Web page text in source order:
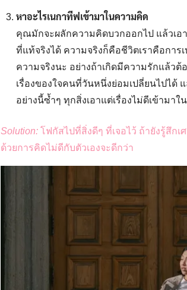
หาอะไรเนกาทีฟเข้ามาในความคิด
คุณมักจะผลักความคิดบวกออกไป แล้วเ
ที่แท้จริงได้ ความจริงก็คือชีวิตเราคือกา
ความจริงนะ อย่างถ้าเกิดมีความรักแล้ว
เรื่องของใจคนที่วันหนึ่งย่อมเปลี่ยนไปได้
อย่างนี้ซ้ำๆ ทุกสิ่งเอาแต่เรื่องไม่ดีเข้าม
Solution: โฟกัสไปที่สิ่งดีๆ ที่เจอไว้ ถ้ายังรู้สึกเ
ด้วยการคิดไม่ดีกับตัวเองจะดีกว่า